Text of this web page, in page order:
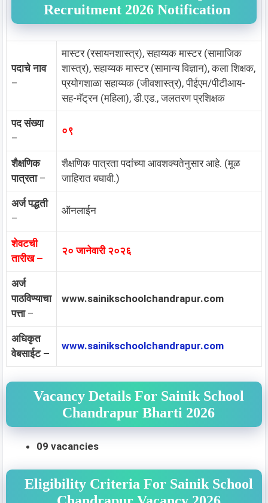
Recruitment 2026 Notification
पदाचे नाव
–
मास्टर (रसायनशास्त्र), सहाय्यक मास्टर (सामाजिक
शास्त्र), सहाय्यक मास्टर (सामान्य विज्ञान), कला शिक्षक,
प्रयोगशाळा सहाय्यक (जीवशास्त्र), पीईएम/पीटीआय-
सह-मॅट्रन (महिला), डी.एड., जलतरण प्रशिक्षक
पद संख्या
–
०९
शैक्षणिक
पात्रता–
शैक्षणिक पात्रता पदांच्या आवशक्यतेनुसार आहे. (मूळ
जाहिरात बघावी.)
अर्ज पद्धती
–
ऑनलाईन
शेवटची
तारीख –
२० जानेवारी २०२६
अर्ज
पाठविण्याचा
पत्ता–
www.sainikschoolchandrapur.com
अधिकृत
वेबसाईट –
www.sainikschoolchandrapur.com
Vacancy Details For Sainik School
Chandrapur Bharti 2026
09 vacancies
Eligibility Criteria For Sainik School